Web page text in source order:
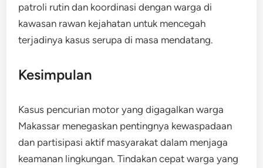
patroli rutin dan koordinasi dengan warga di
kawasan rawan kejahatan untuk mencegah
terjadinya kasus serupa di masa mendatang.
Kesimpulan
Kasus pencurian motor yang digagalkan warga
Makassar menegaskan pentingnya kewaspadaan
dan partisipasi aktif masyarakat dalam menjaga
keamanan lingkungan. Tindakan cepat warga yang